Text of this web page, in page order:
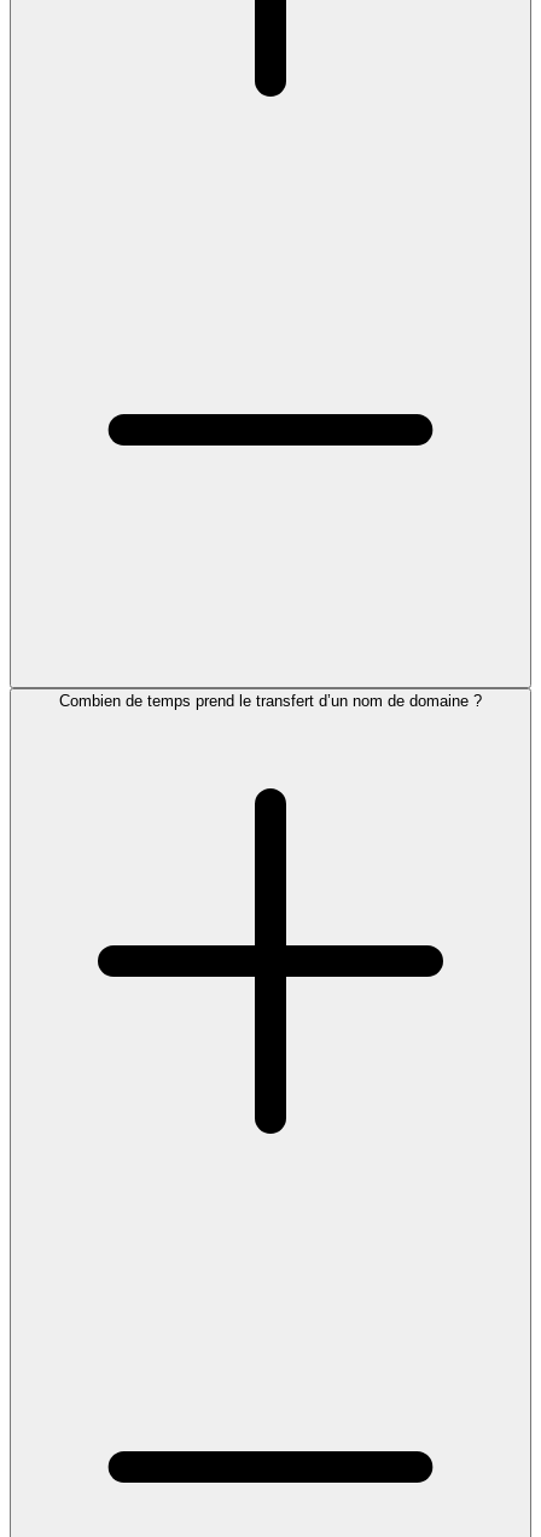
Combien de temps prend le transfert d’un nom de domaine ?